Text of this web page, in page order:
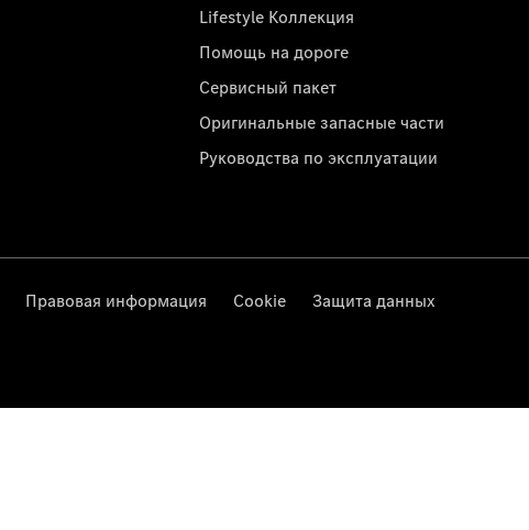
Lifestyle Коллекция
Помощь на дороге
Сервисный пакет
Оригинальные запасные части
Руководства по эксплуатации
Правовая информация Cookie Защита данных